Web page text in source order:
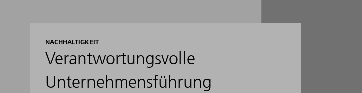
NACHHALTIGKEIT
Verantwortungsvolle
Unternehmensführung